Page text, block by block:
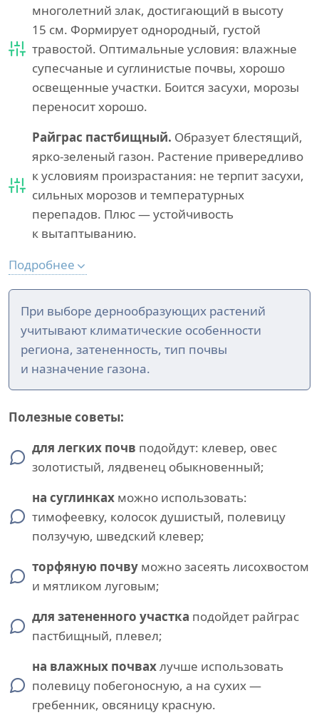
многолетний злак, достигающий в высоту
15 см. Формирует однородный, густой
травостой. Оптимальные условия: влажные
супесчаные и суглинистые почвы, хорошо
освещенные участки. Боится засухи, морозы
переносит хорошо.
Райграс пастбищный. Образует блестящий,
ярко-зеленый газон. Растение привередливо
к условиям произрастания: не терпит засухи,
сильных морозов и температурных
перепадов. Плюс — устойчивость
к вытаптыванию.
Подробнее
При выборе дернообразующих растений
учитывают климатические особенности
региона, затененность, тип почвы
и назначение газона.
Полезные советы:
для легких почв подойдут: клевер, овес
золотистый, лядвенец обыкновенный;
на суглинках можно использовать:
тимофеевку, колосок душистый, полевицу
ползучую, шведский клевер;
торфяную почву можно засеять лисохвостом
и мятликом луговым;
для затененного участка подойдет райграс
пастбищный, плевел;
на влажных почвахлучше использовать
полевицу побегоносную, а на сухих —
гребенник, овсяницу красную.